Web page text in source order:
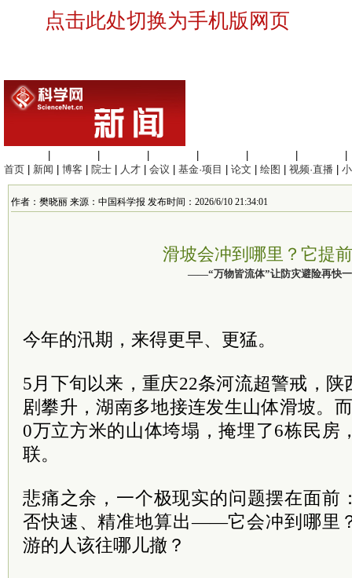
点击此处切换为手机版网页
首页
新闻 博客 院士 人才 会议 基金·项目 论文 绘图 视频·直播
作者：樊晓丽 来源：中国科学报 发布时间：2026/6/10 21:34:01
滑坡会冲到哪里？它提
——“万物皆流体”让防灾避险再快
今年的汛期，来得更早、更猛。
5月下旬以来，重庆22条河流超警戒，
剧攀升，湖南多地接连发生山体滑坡。
0万立方米的山体垮塌，掩埋了6栋民房
联。
悲痛之余，一个极现实的问题摆在面前
否快速、精准地算出——它会冲到哪里
游的人该往哪儿撤？